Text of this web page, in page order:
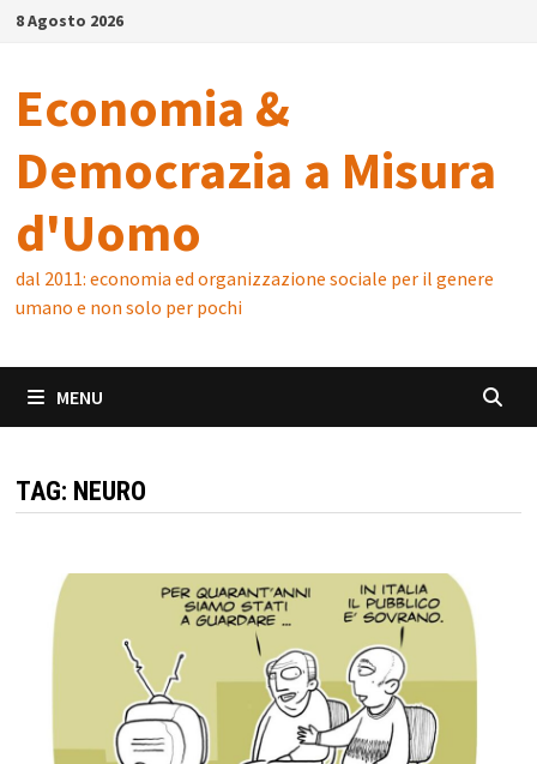
Skip8 Agosto 2026
Economia &
Democrazia a Misura
d'Uomo
dal 2011: economia ed organizzazione sociale per il genere
umano e non solo per pochi
MENU
TAG: NEURO